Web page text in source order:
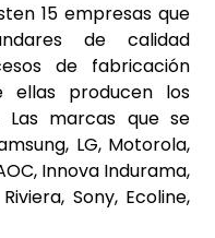
15 empresas que
de calidad
de fabricación
ellas producen los
Las marcas que se
LG, Motorola,
Innova Indurama,
Sony, Ecoline,